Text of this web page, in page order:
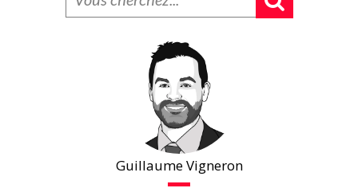
Guillaume Vigneron